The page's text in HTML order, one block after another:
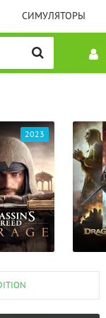
СИМУЛЯТОРЫ
2023